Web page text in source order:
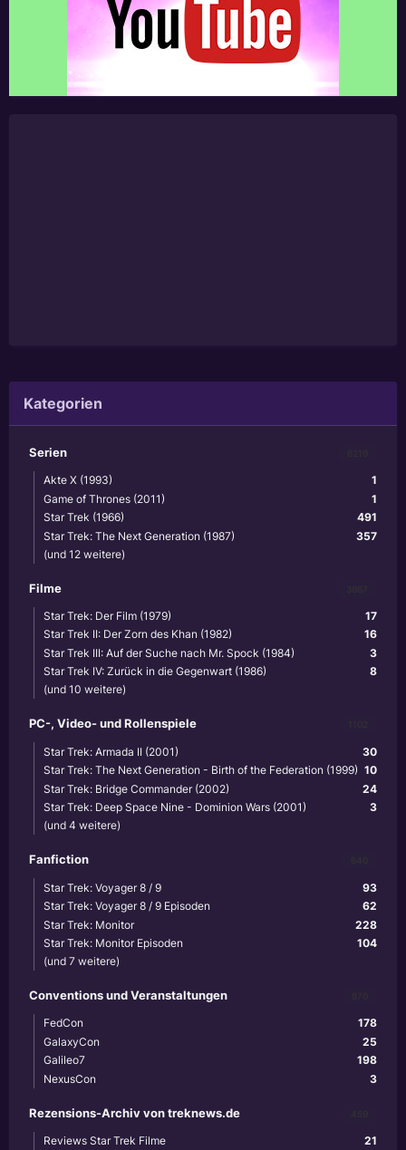
Kategorien
Serien
1
Akte X (1993)
1
Game of Thrones (2011)
491
Star Trek (1966)
357
Star Trek: The Next Generation (1987)
(und 12 weitere)
Filme
17
Star Trek: Der Film (1979)
16
Star Trek II: Der Zorn des Khan (1982)
3
Star Trek III: Auf der Suche nach Mr. Spock (1984)
8
Star Trek IV: Zurück in die Gegenwart (1986)
(und 10 weitere)
PC-, Video- und Rollenspiele
30
Star Trek: Armada II (2001)
10
Star Trek: The Next Generation - Birth of the Federation (1999)
24
Star Trek: Bridge Commander (2002)
3
Star Trek: Deep Space Nine - Dominion Wars (2001)
(und 4 weitere)
Fanfiction
93
Star Trek: Voyager 8 / 9
62
Star Trek: Voyager 8 / 9 Episoden
228
Star Trek: Monitor
104
Star Trek: Monitor Episoden
(und 7 weitere)
Conventions und Veranstaltungen
178
FedCon
25
GalaxyCon
198
Galileo7
3
NexusCon
Rezensions-Archiv von treknews.de
21
Reviews Star Trek Filme